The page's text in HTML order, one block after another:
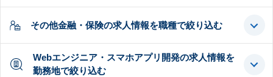
その他金融・保険の求人情報を職種で絞り込む
Webエンジニア・スマホアプリ開発の求人情報を
勤務地で絞り込む